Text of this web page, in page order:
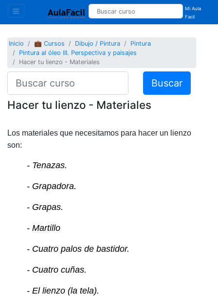
Mi Aula
Facil
Inicio 💼 Cursos Dibujo / Pintura
Pintura
Pintura al óleo III. Perspectiva y paisajes
Hacer tu lienzo - Materiales
Buscar
Hacer tu lienzo - Materiales
Los materiales que necesitamos para hacer un lienzo
son:
- Tenazas.
- Grapadora.
- Grapas.
- Martillo
- Cuatro palos de bastidor.
- Cuatro cuñas.
- El lienzo (la tela).